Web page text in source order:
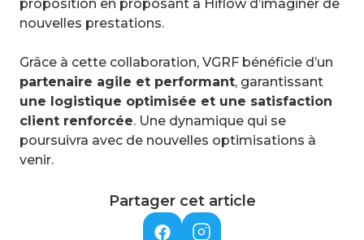
proposition en proposant à Hiflow d’imaginer de
nouvelles prestations.
Grâce à cette collaboration, VGRF bénéficie d’un
partenaire agile et performant, garantissant
une logistique optimisée et une satisfaction
client renforcée. Une dynamique qui se
poursuivra avec de nouvelles optimisations à
venir.
Partager cet article